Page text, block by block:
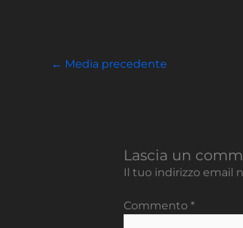
← Media precedente
Lascia un
Il tuo indirizzo email
Commento *